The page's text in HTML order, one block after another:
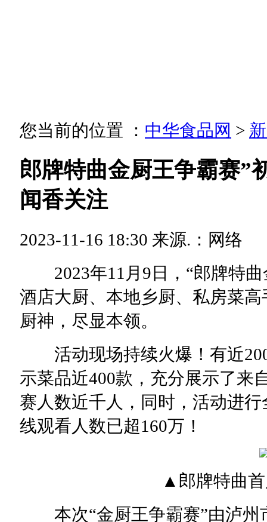
您当前的位置 ： 中华食品网 >
郎牌特曲金厨王争霸赛”
闻香关注
2023-11-16 18:30 来源.：网络
2023年11月9日，“郎牌特曲
酒店大厨、本地乡厨、私房菜
厨神，尽显本领。
活动现场持续火爆！有近
示菜品近400款，充分展示了来
赛人数近千人，同时，活动进
线观看人数已超160万！
▲郎牌特曲首
本次“金厨王争霸赛”由泸州